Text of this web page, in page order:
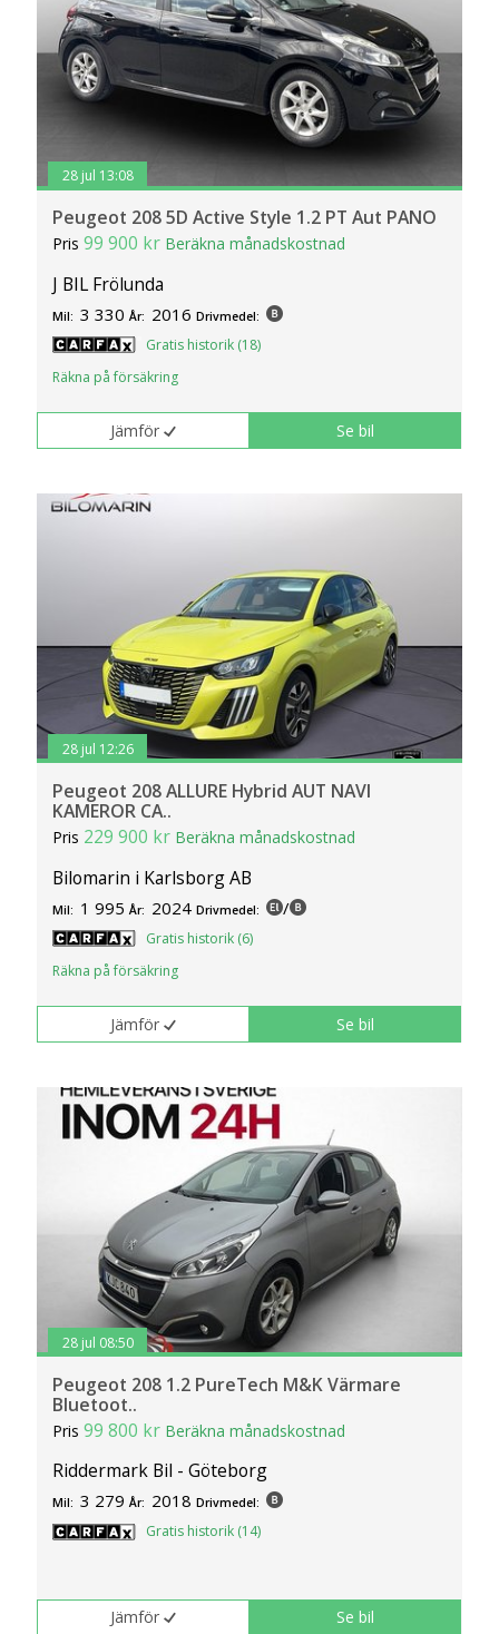
28 jul 13:08
Peugeot 208 5D Active Style 1.2 PT Aut PANO
Pris99 900 kr Beräkna månadskostnad
J BIL Frölunda
Mil: 3 330 År: 2016 Drivmedel:
Gratis historik (18)
Räkna på försäkring
Jämför Se bil
28 jul 12:26
Peugeot 208 ALLURE Hybrid AUT NAVI
KAMEROR CA..
Pris 229 900 kr Beräkna månadskostnad
Bilomarin i Karlsborg AB
Mil: 1 995 År: 2024 Drivmedel: /
Gratis historik (6)
Räkna på försäkring
Jämför Se bil
28 jul 08:50
Peugeot 208 1.2 PureTech M&K Värmare
Bluetoot..
Pris99 800 kr Beräkna månadskostnad
Riddermark Bil - Göteborg
Mil: 3 279 År: 2018 Drivmedel:
Gratis historik (14)
Jämför Se bil